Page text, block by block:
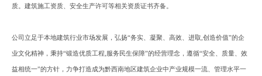
质。建筑施工资质、安全生产许可等相关资质证书齐备。
公司立足于本地建筑行业市场发展 ， 弘扬“务实、凝聚、高效、进取,创造价值”的企
业文化精神 ， 秉持“锻造优质工程,服务民生保障”的经营理念 ， 遵循“安全、质量、效
益相统一”的方针 ， 力争打造成为黔西南地区建筑企业中产业规模一流、管理水平一